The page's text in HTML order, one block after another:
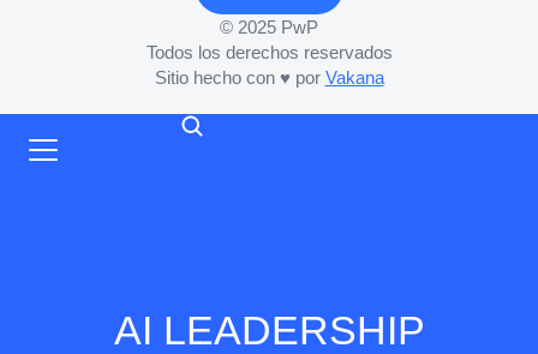
AI LEADERSHIP
© 2025 PwP
Todos los derechos reservados
Sitio hecho con ♥ por Vakana